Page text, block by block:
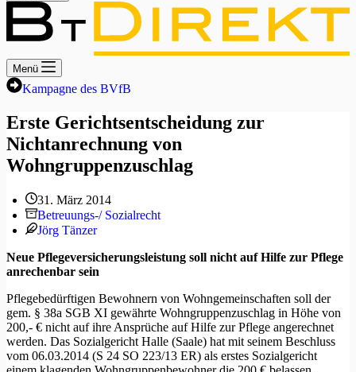
Menü
Kampagne des BVfB
Erste Gerichtsentscheidung zur
Nichtanrechnung von
Wohngruppenzuschlag
31. März 2014
Betreuungs-/ Sozialrecht
Jörg Tänzer
Neue Pflegeversicherungsleistung soll nicht auf Hilfe zur Pflege
anrechenbar sein
Pflegebedürftigen Bewohnern von Wohngemeinschaften soll der
gem. § 38a SGB XI gewährte Wohngruppenzuschlag in Höhe von
200,- € nicht auf ihre Ansprüche auf Hilfe zur Pflege angerechnet
werden. Das Sozialgericht Halle (Saale) hat mit seinem Beschluss
vom 06.03.2014 (S 24 SO 223/13 ER) als erstes Sozialgericht